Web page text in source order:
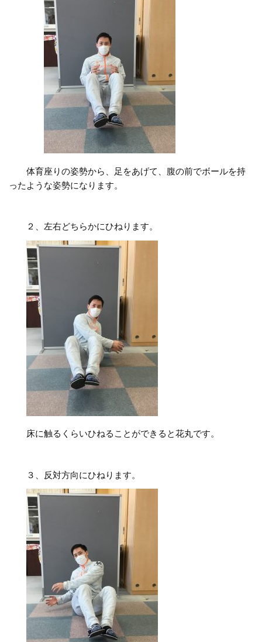
体育座りの姿勢から、足をあげて、腹の前でボールを持
ったような姿勢になります。
２、左右どちらかにひねります。
床に触るくらいひねることができると花丸です。
３、反対方向にひねります。